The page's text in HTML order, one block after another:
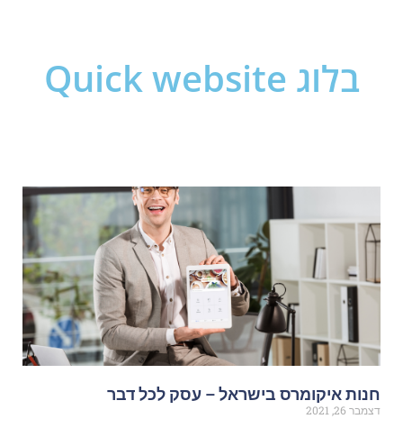
בלוג Quick website
חנות איקומרס בישראל – עסק לכל דבר
דצמבר 26, 2021